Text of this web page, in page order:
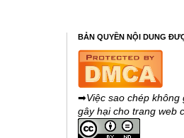
BẢN QUYỀN NỘI DUNG
➡Việc sao chép
gây hại cho trang web